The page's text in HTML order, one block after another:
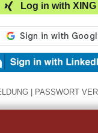
Log in with XING
| PASSWORT